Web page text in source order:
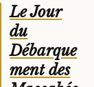
Le Jour
du
Débarque
ment des